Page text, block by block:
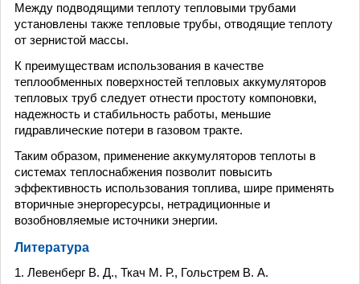
Между подводящими теплоту тепловыми трубами
установлены также тепловые трубы, отводящие теплоту
от зернистой массы.
К преимуществам использования в качестве
теплообменных поверхностей тепловых аккумуляторов
тепловых труб следует отнести простоту компоновки,
надежность и стабильность работы, меньшие
гидравлические потери в газовом тракте.
Таким образом, применение аккумуляторов теплоты в
системах теплоснабжения позволит повысить
эффективность использования топлива, шире применять
вторичные энергоресурсы, нетрадиционные и
возобновляемые источники энергии.
Литература
1. Левенберг В. Д., Ткач М. Р., Гольстрем В. А.